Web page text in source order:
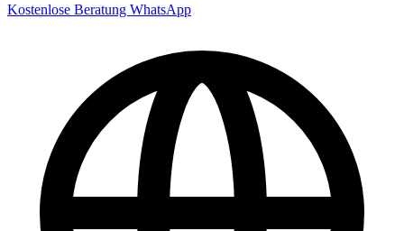
Kostenlose Beratung WhatsApp